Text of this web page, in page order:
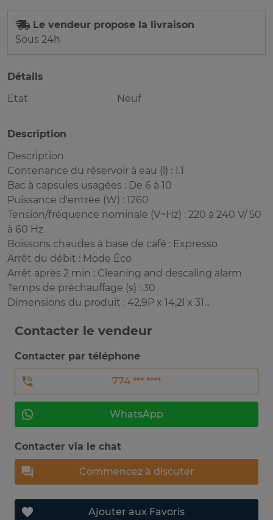
Le vendeur propose la livraison
Sous 24h
Détails
Etat
Neuf
Description
Description
Contenance du réservoir à eau (l) : 1.1
Bac à capsules usagées : De 6 à 10
Puissance d'entrée (W) : 1260
Tension/fréquence nominale (V~Hz) : 220 à 240 V/ 50
à 60 Hz
Boissons chaudes à base de café : Expresso
Arrêt du débit : Mode Éco
Arrêt après 2 min : Cleaning and descaling alarm
Temps de préchauffage (s) : 30
Dimensions du produit : 42,9P x 14,2l x 31...
Contacter le vendeur
Contacter par téléphone
774 *** ****
WhatsApp
Contacter via le chat
Commencez à discuter
Ajouter aux Favoris